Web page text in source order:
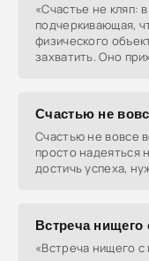
«Счастье не кляп:
подчеркивающая,
физического
захватить. Оно
Счастью не
Счастью не вовсе
просто надеяться
достичь успеха,
Встреча
«Встреча нищего с